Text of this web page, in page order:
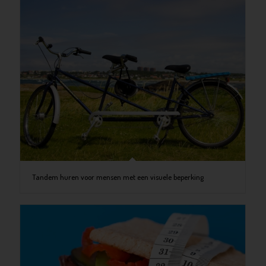
Tandem huren voor mensen met een visuele beperking